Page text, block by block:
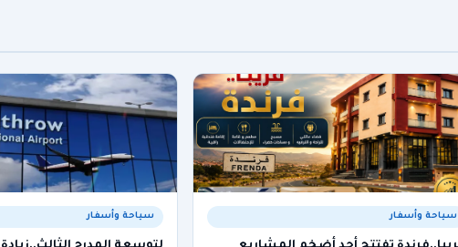
سياحة وأسفار سياحة وأسفار